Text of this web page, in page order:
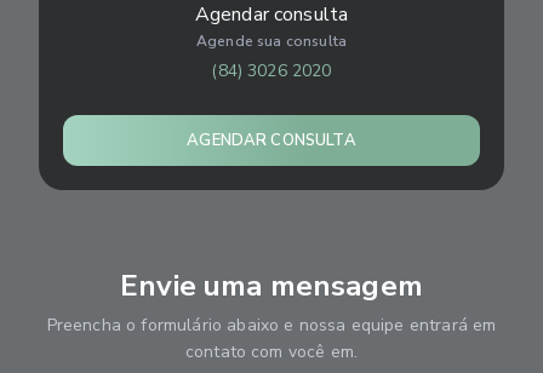
Agendar consulta
Agende sua consulta
(84) 3026 2020
AGENDAR CONSULTA
Envie uma mensagem
Preencha o formulário abaixo e nossa equipe entrará em
contato com você em.